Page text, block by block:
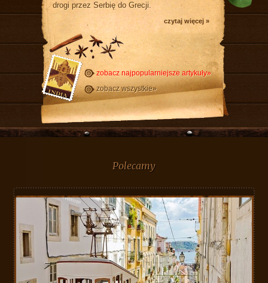
drogi przez Serbię do Grecji.
czytaj więcej »
zobacz najpopularniejsze artykuły»
zobacz wszystkie»
Polecamy